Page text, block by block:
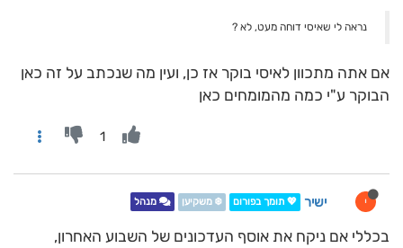
נראה לי שאיסי דוחה מעט, לא ?
אם אתה מתכוון לאיסי בוקר אז כן, ועין מה שנכתב על זה כאן
הבוקר ע"י כמה מהמומחים כאן
1
י ישיר 💖 תומך בפורום ❄️ משקיען מנהל
בכללי אם ניקח את אוסף העדכונים של השבוע האחרון,